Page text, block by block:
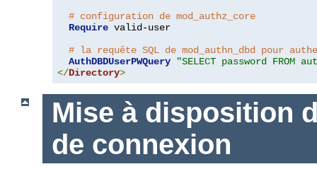
# configuration de mod_authz_core
Require valid-user
# la requête SQL de mod_authn_dbd pour
AuthDBDUserPWQuery
"SELECT password FROM
</Directory>
Mise à disposition
de connexion